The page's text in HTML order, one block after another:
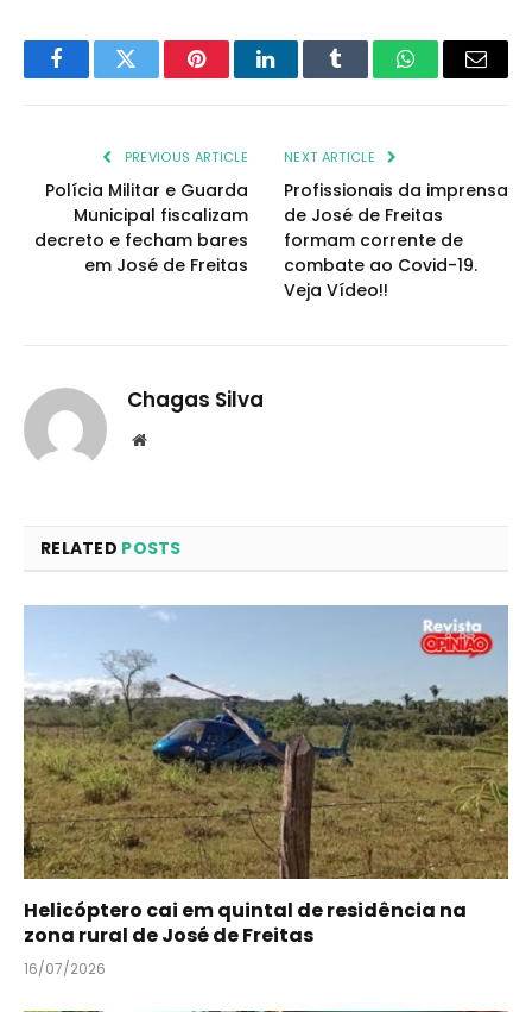
FacebookTwitter PinterestLinkedInTumblr WhatsAppEmail
PREVIOUS ARTICLE
Polícia Militar e Guarda
Municipal fiscalizam
decreto e fecham bares
em José de Freitas
NEXT ARTICLE
Profissionais da imprensa
de José de Freitas
formam corrente de
combate ao Covid-19.
Veja Vídeo!!
Chagas Silva
Website
RELATED POSTS
Helicóptero cai em quintal de residência na
zona rural de José de Freitas
16/07/2026